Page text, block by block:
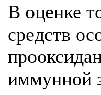
В оценке
средств
иммунной